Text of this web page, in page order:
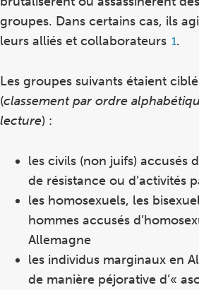
groupes. Dans certains cas, ils
leurs alliés et collaborateurs 1.
Les groupes suivants étaient
(classement par ordre
lecture) :
les civils (non juifs) accusés
de résistance ou d’activités
les homosexuels, les
hommes accusés
Allemagne
les individus marginaux en
de manière péjorative d’«